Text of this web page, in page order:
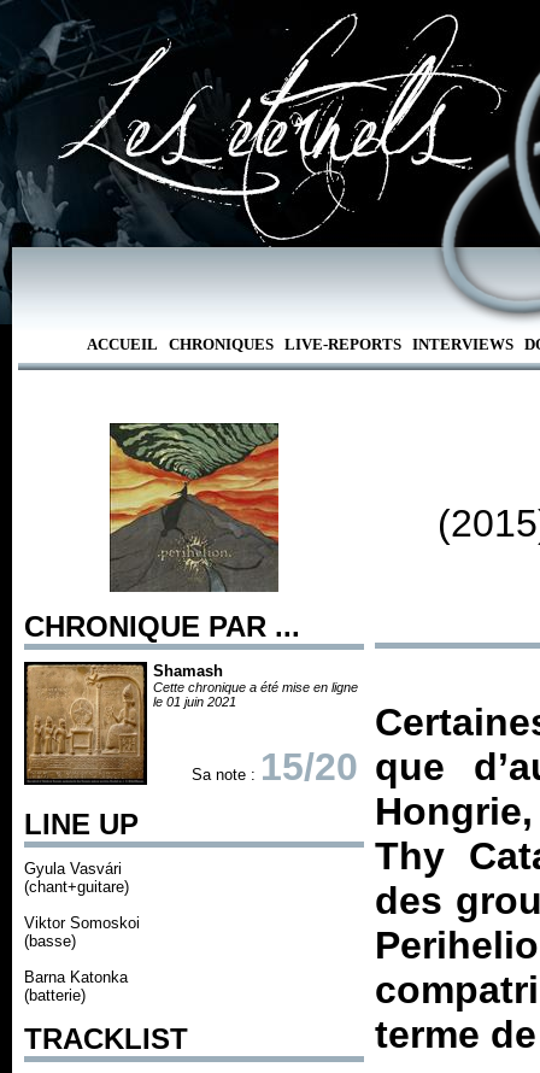
ACCUEIL CHRONIQUES LIVE-REPORTS INTERVIEWS
CHRONIQUE PAR ...
Shamash
Cette chronique a été mise en ligne
le 01 juin 2021
Sa note : 15/20
LINE UP
Gyula Vasvári
(chant+guitare)
Viktor Somoskoi
(basse)
Barna Katonka
(batterie)
TRACKLIST
que
Thy
des
terme